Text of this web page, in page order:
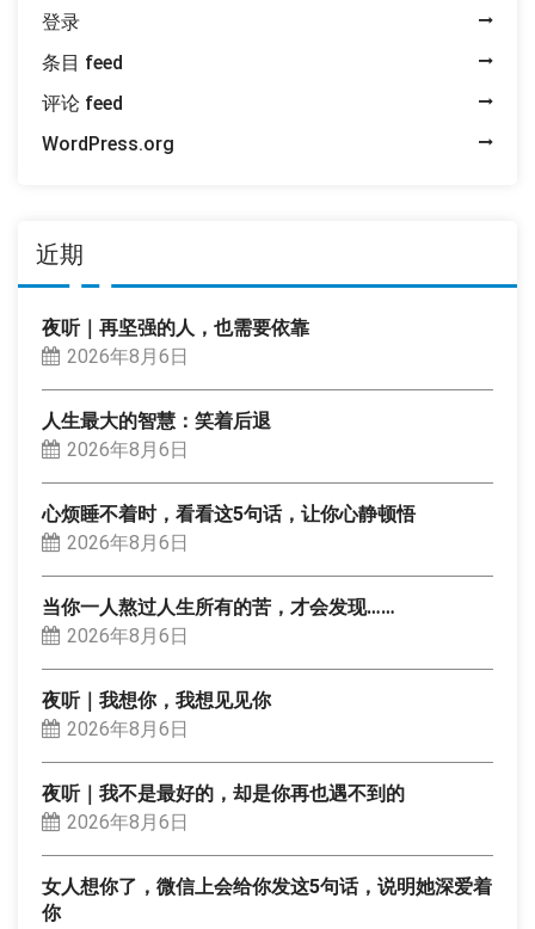
登录
条目 feed
评论 feed
WordPress.org
近期
夜听｜再坚强的人，也需要依靠
2026年8月6日
人生最大的智慧：笑着后退
2026年8月6日
心烦睡不着时，看看这5句话，让你心静顿悟
2026年8月6日
当你一人熬过人生所有的苦，才会发现……
2026年8月6日
夜听｜我想你，我想见见你
2026年8月6日
夜听｜我不是最好的，却是你再也遇不到的
2026年8月6日
女人想你了，微信上会给你发这5句话，说明她深爱着
你